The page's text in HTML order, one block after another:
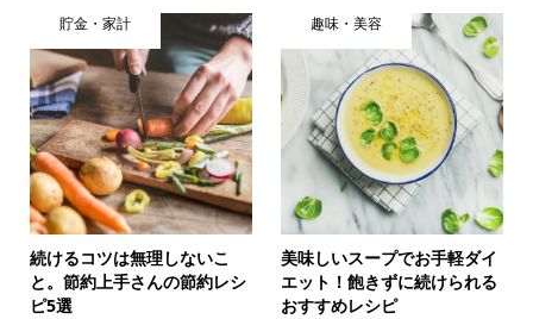
貯金・家計
続けるコツは無理しないこ
と。節約上手さんの節約レシ
ピ5選
趣味・美容
美味しいスープでお手軽ダイ
エット！飽きずに続けられる
おすすめレシピ